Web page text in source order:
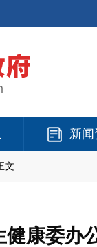
新
文
健康委办